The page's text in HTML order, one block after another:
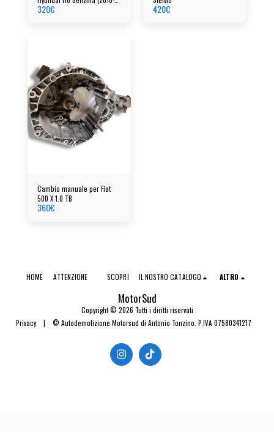
2020)
320€ 420€
Cambio manuale per Fiat
500 X 1.0 TB
360€
MotorSud
Copyright © 2026 Tutti i diritti riservati
Privacy| © Autodemolizione Motorsud di Antonio Tonzino. P.IVA 07580341217
HOME ATTENZIONE SCOPRI IL NOSTRO CATALOGO ALTRO